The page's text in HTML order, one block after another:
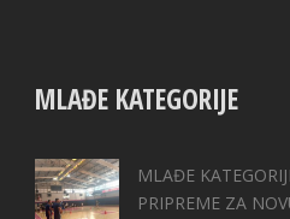
MLAĐE KATEGORIJE
MLAĐE
PRIPREME ZA